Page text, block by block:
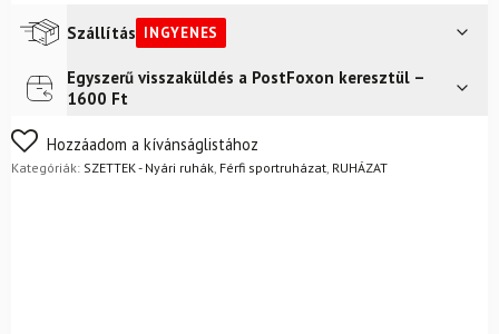
Szállítás INGYENES
Futár a címreIngyenes
FoxPost
Egyszerű visszaküldés a PostFoxon keresztül –
1600 Ft
Nem biztos a választásában? Semmi gond – a terméket
egyszerűen visszaküldheti 14 napon belül, indoklás nélkül.
Hozzáadom a kívánságlistához
Kategóriák: SZETTEK - Nyári ruhák, Férfi sportruházat, RUHÁZAT